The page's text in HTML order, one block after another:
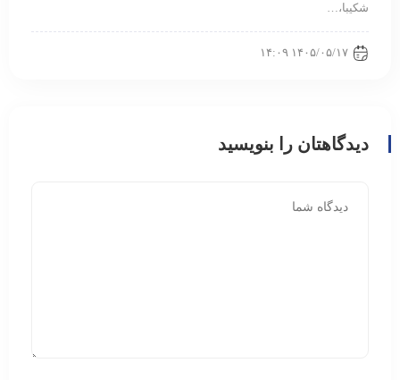
شکیبا،…
۱۴۰۵/۰۵/۱۷ ۱۴:۰۹
دیدگاهتان را بنویسید